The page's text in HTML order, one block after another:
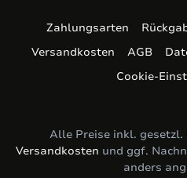
Zahlungsarten
Versandkosten
AGB
Cookie-
Alle Preise inkl.
Versandkosten und ggf.
anders